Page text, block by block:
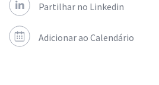
Partilhar no Linkedin
Adicionar ao Calendário